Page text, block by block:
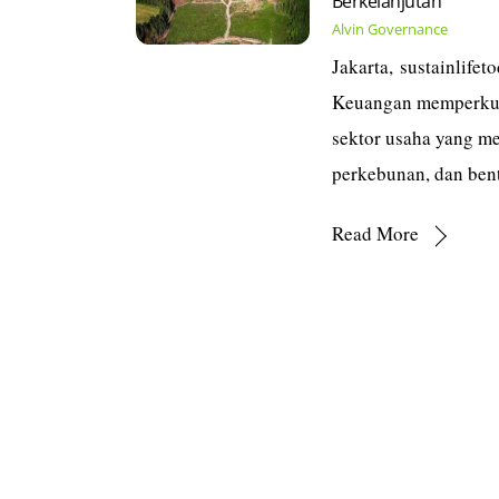
Alvin Governance
Jakarta,
Keuangan
sektor usaha yang
perkebunan, dan
Read More